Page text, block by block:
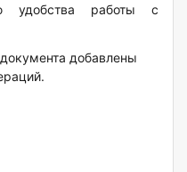
удобства работы с
добавлены